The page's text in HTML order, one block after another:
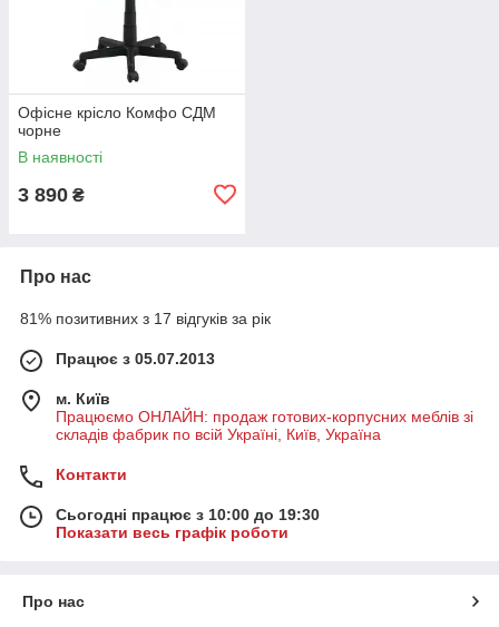
Офісне крісло Комфо СДМ
чорне
В наявності
3 890 ₴
Про нас
81% позитивних з 17 відгуків за рік
Працює з 05.07.2013
м. Київ
Працюємо ОНЛАЙН: продаж готових-корпусних меблів зі
складів фабрик по всій Україні, Київ, Україна
Контакти
Сьогодні працює з 10:00 до 19:30
Показати весь графік роботи
Про нас